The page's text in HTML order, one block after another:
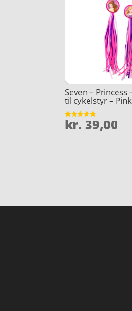
Seven – Princess
til cykelstyr – Pink
Vurderet
4.8
kr. 39,00